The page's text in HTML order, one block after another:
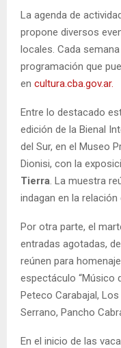
La agenda de
propone diversos
locales. Cada
programación que
en cultura.cba.gov.ar.
Entre lo destacado
edición de la Bienal
del Sur, en el Museo
Dionisi, con la
Tierra. La muestra
indagan en la
Por otra parte, el
entradas agotadas,
reúnen para
espectáculo “Músico
Peteco Carabajal,
Serrano, Pancho
En el inicio de las